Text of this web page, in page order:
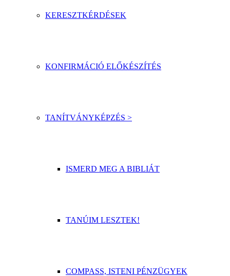
KERESZTKÉRDÉSEK
KONFIRMÁCIÓ ELŐKÉSZÍTÉS
TANÍTVÁNYKÉPZÉS >
ISMERD MEG A BIBLIÁT
TANÚIM LESZTEK!
COMPASS, ISTENI PÉNZÜGYEK